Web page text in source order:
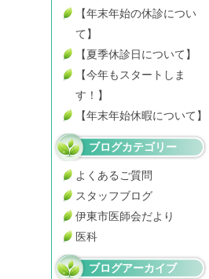
【年末年始の休診につい
て】
【夏季休診日について】
【今年もスタートしま
す！】
【年末年始休暇について】
ブログカテゴリー
よくあるご質問
スタッフブログ
伊東市医師会だより
医科
ブログアーカイブ